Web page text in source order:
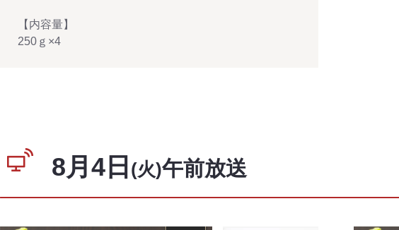
【内容量】
250ｇ×4
8月4日 (火)午前放送